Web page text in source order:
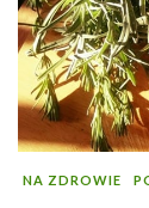
NA ZDROWIE